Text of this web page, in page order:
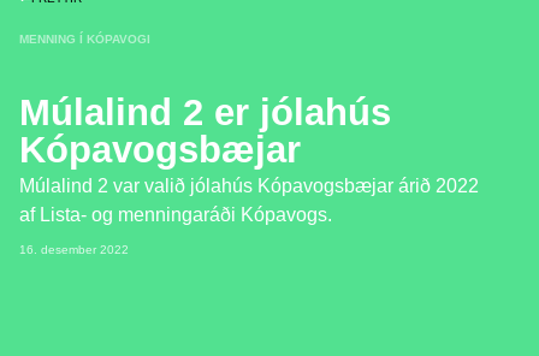
MENNING Í KÓPAVOGI
Múlalind 2 er jólahús
Kópavogsbæjar
Múlalind 2 var valið jólahús Kópavogsbæjar árið 2022
af Lista- og menningaráði Kópavogs.
16. desember 2022